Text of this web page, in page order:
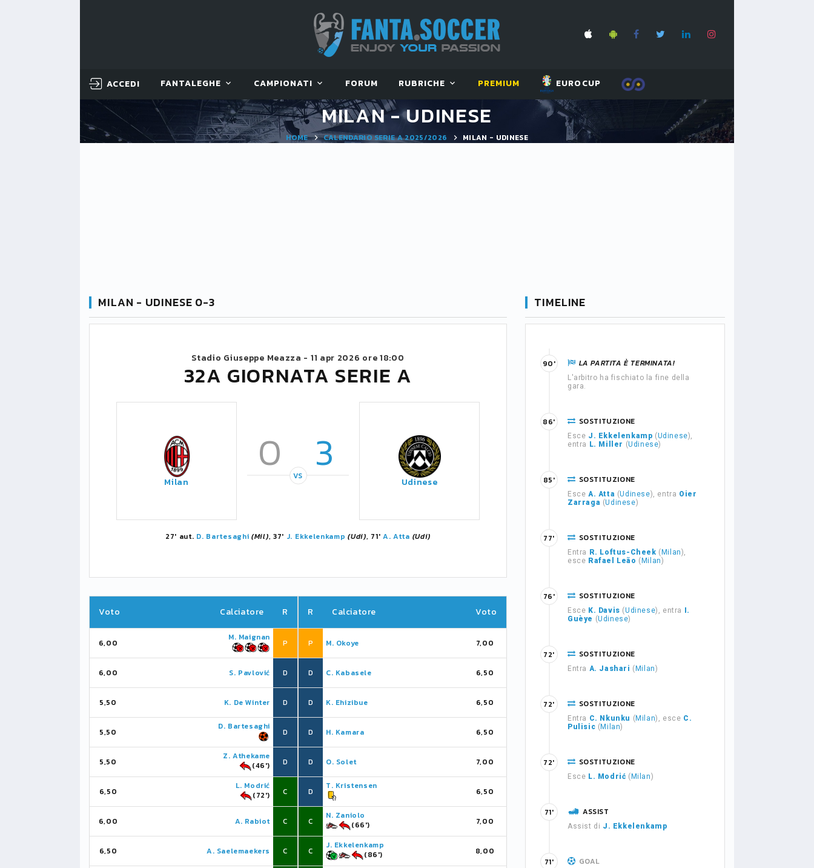
ACCEDI FANTALEGHE CAMPIONATI FORUM RUBRICHE PREMIUM EUROCUP
MILAN - UDINESE
HOME CALENDARIO SERIE A 2025/2026 MILAN - UDINESE
MILAN - UDINESE 0-3
Stadio Giuseppe Meazza - 11 apr 2026 ore 18:00
32A GIORNATA SERIE A
Milan
0 3
VS Udinese
27' aut. D. Bartesaghi (Mil), 37' J. Ekkelenkamp (Udi), 71' A. Atta (Udi)
Voto Calciatore R
6,00
M. Maignan
P
6,00 S. Pavlović D
5,50 K. De Winter D
5,50
D. Bartesaghi
D
5,50
Z. Athekame
(46')
D
6,50
L. Modrić
(72')
C
6,00 A. Rabiot C
6,50 A. Saelemaekers C
R Calciatore Voto
P M. Okoye 7,00
D C. Kabasele 6,50
D K. Ehizibue 6,50
D H. Kamara 6,50
D O. Solet 7,00
D
T. Kristensen
6,50
C
N. Zaniolo
(66')
7,00
C
J. Ekkelenkamp
(86')
8,00
TIMELINE
LA PARTITA È TERMINATA!
L'arbitro ha fischiato la fine della
gara.
90'
SOSTITUZIONE
Esce J. Ekkelenkamp (Udinese),
entra
L. Miller (Udinese)
86'
SOSTITUZIONE
Esce A. Atta (Udinese), entra Oier
Zarraga (Udinese)
85'
SOSTITUZIONE
Entra R. Loftus-Cheek ( Milan),
esce Rafael Leão ( Milan)
77'
SOSTITUZIONE
Esce K. Davis (Udinese), entra
I.
Guèye (Udinese)
76'
SOSTITUZIONE
Entra A. Jashari ( Milan)
72'
SOSTITUZIONE
Entra C. Nkunku ( Milan), esce C.
Pulisic ( Milan)
72'
SOSTITUZIONE
Esce L. Modrić ( Milan)
72'
ASSIST
Assist di J. Ekkelenkamp
71'
GOAL
71'